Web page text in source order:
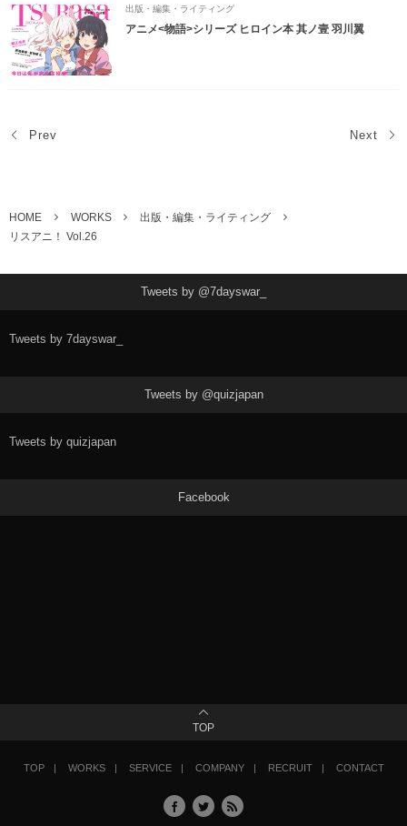
出版・編集・ライティング
アニメ<物語>シリーズ ヒロイン本 其ノ壹 羽川翼
Prev Next
HOME WORKS
出版・編集・ライティング
リスアニ！ Vol.26
Tweets by @7dayswar_
Tweets by 7dayswar_
Tweets by @quizjapan
Tweets by quizjapan
Facebook
TOP
TOP WORKS SERVICE COMPANY RECRUIT CONTACT